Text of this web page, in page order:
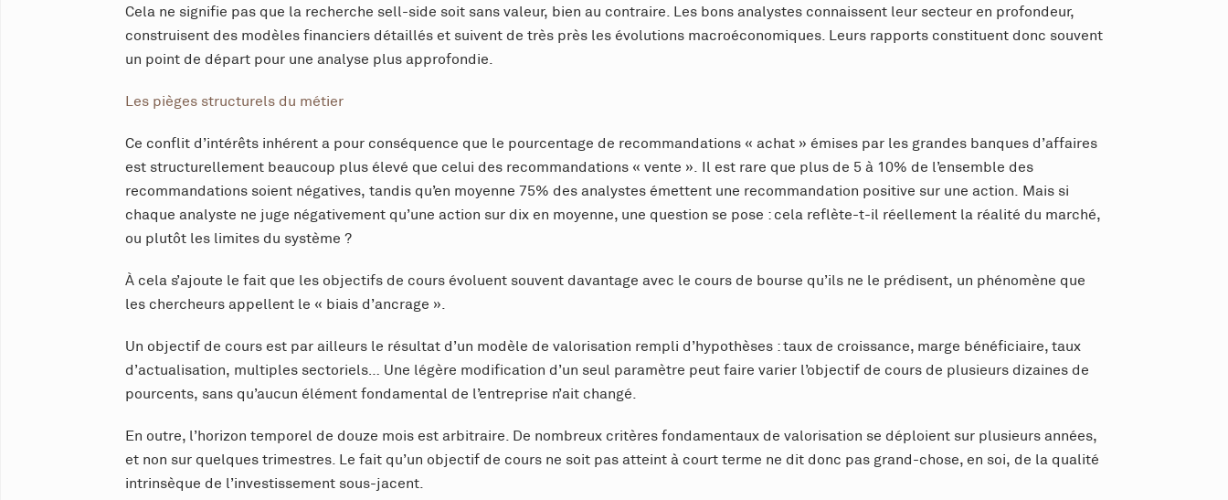
Cela ne signifie pas que la recherche sell-side soit sans valeur, bien au contraire. Les bons analystes connaissent leur secteur en profondeur,
construisent des modèles financiers détaillés et suivent de très près les évolutions macroéconomiques. Leurs rapports constituent donc souvent
un point de départ pour une analyse plus approfondie.
Les pièges structurels du métier
Ce conflit d’intérêts inhérent a pour conséquence que le pourcentage de recommandations « achat » émises par les grandes banques d’affaires
est structurellement beaucoup plus élevé que celui des recommandations « vente ». Il est rare que plus de 5 à 10% de l’ensemble des
recommandations soient négatives, tandis qu’en moyenne 75% des analystes émettent une recommandation positive sur une action. Mais si
chaque analyste ne juge négativement qu’une action sur dix en moyenne, une question se pose : cela reflète-t-il réellement la réalité du marché,
ou plutôt les limites du système ?
À cela s’ajoute le fait que les objectifs de cours évoluent souvent davantage avec le cours de bourse qu’ils ne le prédisent, un phénomène que
les chercheurs appellent le « biais d’ancrage ».
Un objectif de cours est par ailleurs le résultat d’un modèle de valorisation rempli d’hypothèses : taux de croissance, marge bénéficiaire, taux
d’actualisation, multiples sectoriels… Une légère modification d’un seul paramètre peut faire varier l’objectif de cours de plusieurs dizaines de
pourcents, sans qu’aucun élément fondamental de l’entreprise n’ait changé.
En outre, l’horizon temporel de douze mois est arbitraire. De nombreux critères fondamentaux de valorisation se déploient sur plusieurs années,
et non sur quelques trimestres. Le fait qu’un objectif de cours ne soit pas atteint à court terme ne dit donc pas grand-chose, en soi, de la qualité
intrinsèque de l’investissement sous-jacent.